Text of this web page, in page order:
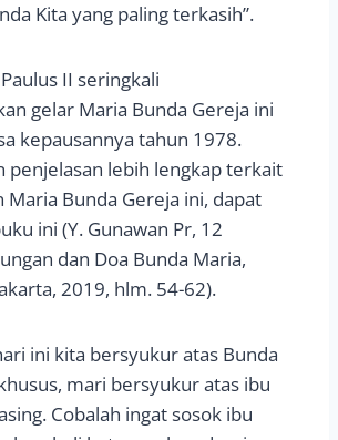
Kita yang paling terkasih”.
II seringkali
gelar Maria Bunda Gereja ini
kepausannya tahun 1978.
penjelasan lebih lengkap terkait
Maria Bunda Gereja ini, dapat
ini (Y. Gunawan Pr, 12
dan Doa Bunda Maria,
2019, hlm. 54-62).
ini kita bersyukur atas Bunda
mari bersyukur atas ibu
Cobalah ingat sosok ibu